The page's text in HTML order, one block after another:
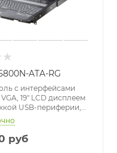
ATA-RG
с интерфейсами
VGA, 19" LCD дисплеем
USB-периферии,
руб